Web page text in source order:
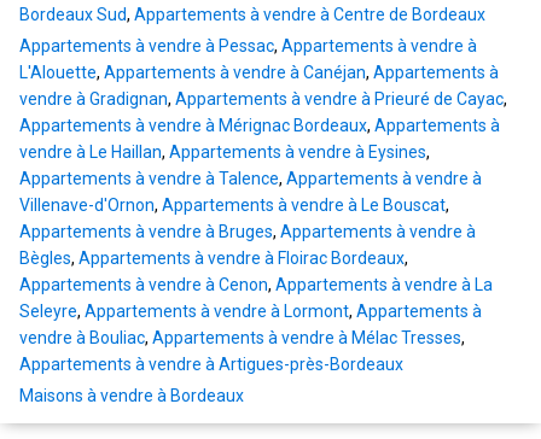
Bordeaux Sud, Appartements à vendre à Centre de Bordeaux
Appartements à vendre à Pessac, Appartements à vendre à
L'Alouette, Appartements à vendre à Canéjan, Appartements à
vendre à Gradignan, Appartements à vendre à Prieuré de Cayac,
Appartements à vendre à Mérignac Bordeaux, Appartements à
vendre à Le Haillan, Appartements à vendre à Eysines,
Appartements à vendre à Talence, Appartements à vendre à
Villenave-d'Ornon, Appartements à vendre à Le Bouscat,
Appartements à vendre à Bruges, Appartements à vendre à
Bègles, Appartements à vendre à Floirac Bordeaux,
Appartements à vendre à Cenon, Appartements à vendre à La
Seleyre, Appartements à vendre à Lormont, Appartements à
vendre à Bouliac, Appartements à vendre à Mélac Tresses,
Appartements à vendre à Artigues-près-Bordeaux
Maisons à vendre à Bordeaux